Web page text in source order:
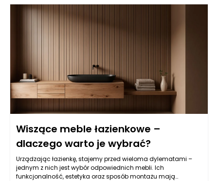
modyfikacji genetycznych komórek nowotworowych, co w
efekcie może zmniejszać potrzebę stosowania tradycyjnych
terapii, takich jak chemioterapia. Decyzje podejmowane w
kontekście onkologii w Warszawie często uwzględniają
obciążające dla pacjentów. Rozwój wiedzy oraz innowacyjne
podejścia są kluczowe w walce z nowotworami, co pomaga
osiągać lepsze wyniki terapeutyczne przy mniejszych
skutkach ubocznych.
Wiszące meble łazienkowe –
dlaczego warto je wybrać?
Urządzając łazienkę, stajemy przed wieloma dylematami –
jednym z nich jest wybór odpowiednich mebli. Ich
funkcjonalność, estetyka oraz sposób montażu mają